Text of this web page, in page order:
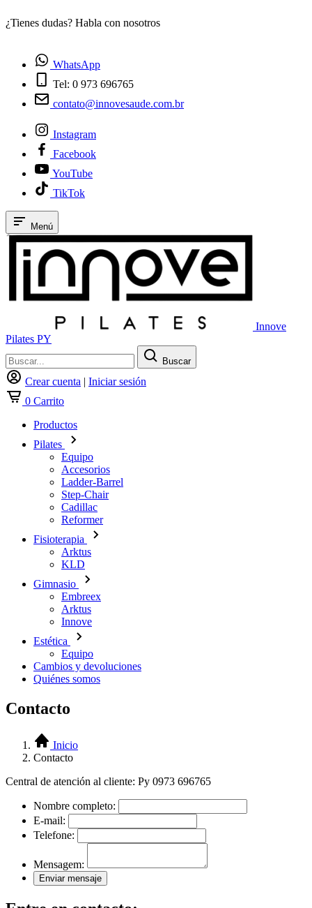
¿Tienes dudas? Habla con nosotros
WhatsApp
Tel: 0 973 696765
contato@innovesaude.com.br
Instagram
Facebook
YouTube
TikTok
Menú
Innove
Pilates PY
Buscar
Crear cuenta | Iniciar sesión
0 Carrito
Productos
Pilates
Equipo
Accesorios
Ladder-Barrel
Step-Chair
Cadillac
Reformer
Fisioterapia
Arktus
KLD
Gimnasio
Embreex
Arktus
Innove
Estética
Equipo
Cambios y devoluciones
Quiénes somos
Contacto
Inicio
Contacto
Central de atención al cliente: Py 0973 696765
Nombre completo:
E-mail:
Telefone:
Mensagem:
Enviar mensaje